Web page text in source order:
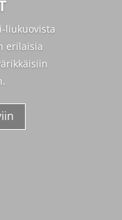
liukuovista
erilaisia